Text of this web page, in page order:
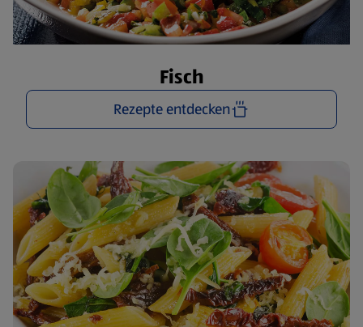
Fisch
Rezepte entdecken